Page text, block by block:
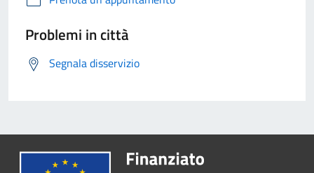
Problemi in città
Segnala disservizio